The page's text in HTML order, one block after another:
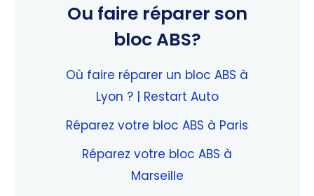
Ou faire réparer son
bloc ABS?
Où faire réparer un bloc ABS à
Lyon ? | Restart Auto
Réparez votre bloc ABS à Paris
Réparez votre bloc ABS à
Marseille